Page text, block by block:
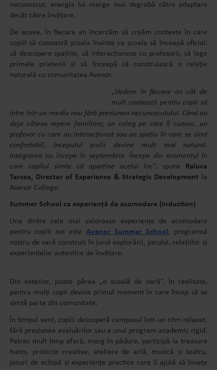
necunoscut, energia lui merge mai degrabă către adaptare
decât către învățare.
De aceea, în fiecare an încercăm să creăm contexte în care
copiii să cunoască școala înainte ca școala să înceapă oficial:
să descopere spațiile, să interacționeze cu profesorii, să lege
primele prietenii și să înceapă să construiască o relație
naturală cu comunitatea Avenor.
„Vedem în fiecare an cât de
mult contează pentru copii să
intre într-un mediu nou fără presiunea necunoscutului. Când au
deja câteva repere familiare, un coleg pe care îl cunosc, un
profesor cu care au interacționat sau un spațiu în care se simt
confortabil, începutul școlii devine mult mai natural.
Integrarea nu începe în septembrie. Începe din momentul în
care copilul simte că aparține acelui loc”, spune Raluca
Tarcea, Director of Experience & Strategic Development
la
Avenor College.
Summer School ca experiență de acomodare (induction)
Una dintre cele mai valoroase experiențe de acomodare
pentru copiii noi este Avenor Summer School , programul
nostru de vară construit în jurul explorării, jocului, relațiilor și
experiențelor autentice de învățare.
Din exterior, poate părea „o școală de vară”. În realitate,
pentru mulți copii devine primul moment în care încep să se
simtă parte din comunitate.
În timpul verii, copiii descoperă campusul într-un ritm relaxat,
fără presiunea evaluărilor sau a unui program academic rigid.
Petrec mult timp afară, merg în pădure, participă la treasure
hunts, proiecte creative, ateliere de artă, muzică și teatru,
jocuri de echipă și experiențe practice care îi ajută să învețe